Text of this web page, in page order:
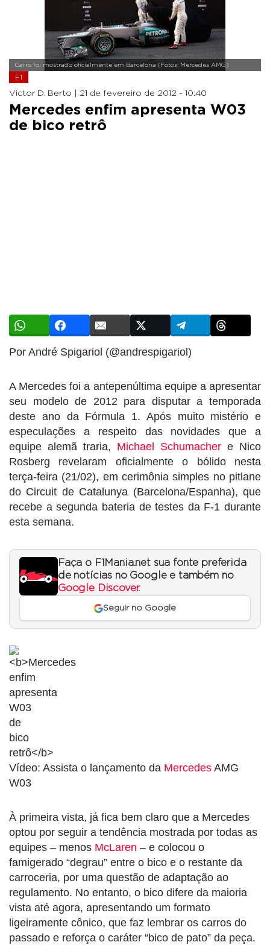
Carro foi mostrado oficialmente em Barcelona (Fotos: Mercedes AMG)
F1
Victor D. Berto | 21 de fevereiro de 2012 - 10:40
Mercedes enfim apresenta W03
de bico retrô
Por André Spigariol (@andrespigariol)
A Mercedes foi a antepenúltima equipe a apresentar
seu modelo de 2012 para disputar a temporada
deste ano da Fórmula 1. Após muito mistério e
especulações a respeito das novidades que a
equipe alemã traria, Michael Schumacher e Nico
Rosberg revelaram oficialmente o bólido nesta
terça-feira (21/02), em cerimônia simples no pitlane
do Circuit de Catalunya (Barcelona/Espanha), que
recebe a segunda bateria de testes da F-1 durante
esta semana.
Faça o F1Mania.net sua fonte preferida
de notícias no Google e também no
Google Discover.
Seguir no Google
Vídeo: Assista o lançamento da Mercedes AMG
W03
À primeira vista, já fica bem claro que a Mercedes
optou por seguir a tendência mostrada por todas as
equipes – menos McLaren – e colocou o
famigerado “degrau” entre o bico e o restante da
carroceria, por uma questão de adaptação ao
regulamento. No entanto, o bico difere da maioria
vista até agora, apresentando um formato
ligeiramente cônico, que faz lembrar os carros do
passado e reforça o caráter “bico de pato” da peça.